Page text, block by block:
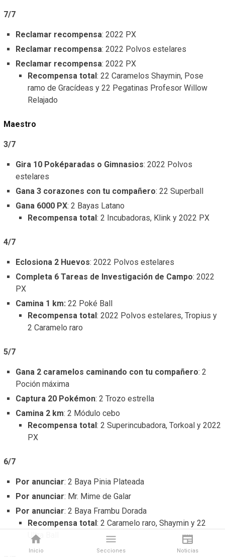
7/7
Reclamar recompensa: 2022 PX
Reclamar recompensa: 2022 Polvos estelares
Reclamar recompensa: 2022 PX
Recompensa total: 22 Caramelos Shaymin, Pose
ramo de Gracídeas y 22 Pegatinas Profesor Willow
Relajado
Maestro
3/7
Gira 10 Poképaradas o Gimnasios: 2022 Polvos
estelares
Gana 3 corazones con tu compañero: 22 Superball
Gana 6000 PX: 2 Bayas Latano
Recompensa total: 2 Incubadoras, Klink y 2022 PX
4/7
Eclosiona 2 Huevos: 2022 Polvos estelares
Completa 6 Tareas de Investigación de Campo: 2022
PX
Camina 1 km: 22 Poké Ball
Recompensa total: 2022 Polvos estelares, Tropius y
2 Caramelo raro
5/7
Gana 2 caramelos caminando con tu compañero: 2
Poción máxima
Captura 20 Pokémon: 2 Trozo estrella
Camina 2 km: 2 Módulo cebo
Recompensa total: 2 Superincubadora, Torkoal y 2022
PX
6/7
Por anunciar: 2 Baya Pinia Plateada
Por anunciar: Mr. Mime de Galar
Por anunciar: 2 Baya Frambu Dorada
Recompensa total: 2 Caramelo raro, Shaymin y 22
Ultra Ball
Inicio Secciones Noticias